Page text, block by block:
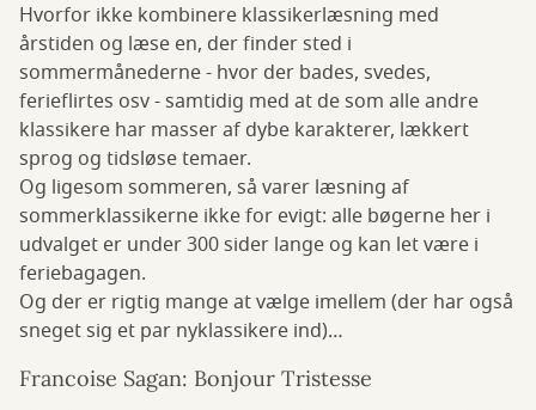
Hvorfor ikke kombinere klassikerlæsning med
årstiden og læse en, der finder sted i
sommermånederne - hvor der bades, svedes,
ferieflirtes osv - samtidig med at de som alle andre
klassikere har masser af dybe karakterer, lækkert
sprog og tidsløse temaer.
Og ligesom sommeren, så varer læsning af
sommerklassikerne ikke for evigt: alle bøgerne her i
udvalget er under 300 sider lange og kan let være i
feriebagagen.
Og der er rigtig mange at vælge imellem (der har også
sneget sig et par nyklassikere ind)…
Francoise Sagan: Bonjour Tristesse